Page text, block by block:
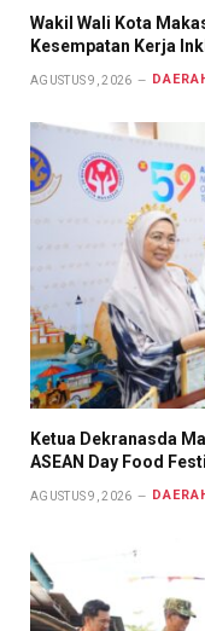
Wakil Wali Kota
Kesempatan Kerja
AGUSTUS 9, 2026
Ketua Dekranasda
ASEAN Day Food
AGUSTUS 9, 2026